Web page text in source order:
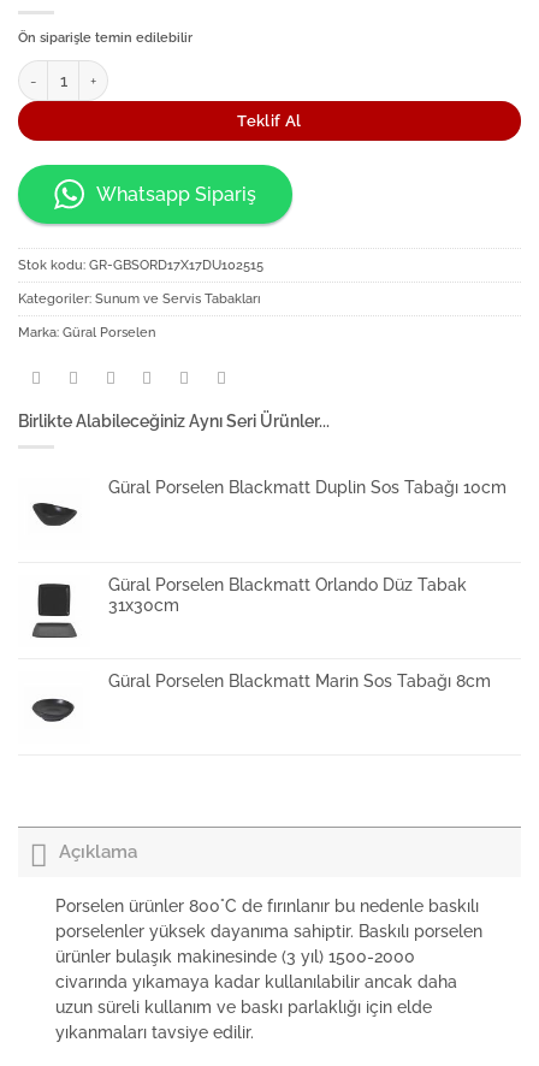
Ön siparişle temin edilebilir
Güral Porselen Blackmatt Orlando Düz Tabak 17x17cm adet
Teklif Al
Whatsapp Sipariş
Stok kodu: GR-GBSORD17X17DU102515
Kategoriler: Sunum ve Servis Tabakları
Marka: Güral Porselen
Birlikte Alabileceğiniz Aynı Seri Ürünler...
Güral Porselen Blackmatt Duplin Sos Tabağı 10cm
Güral Porselen Blackmatt Orlando Düz Tabak
31x30cm
Güral Porselen Blackmatt Marin Sos Tabağı 8cm
Güral Porselen Blackmatt Kayık Tabak 15cm
Açıklama
Porselen ürünler 800°C de fırınlanır bu nedenle baskılı
porselenler yüksek dayanıma sahiptir. Baskılı porselen
ürünler bulaşık makinesinde (3 yıl) 1500-2000
civarında yıkamaya kadar kullanılabilir ancak daha
uzun süreli kullanım ve baskı parlaklığı için elde
yıkanmaları tavsiye edilir.